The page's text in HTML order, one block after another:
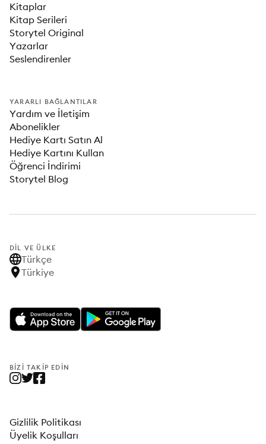
Kitaplar
Kitap Serileri
Storytel Original
Yazarlar
Seslendirenler
YARARLI BAĞLANTILAR
Yardım ve İletişim
Abonelikler
Hediye Kartı Satın Al
Hediye Kartını Kullan
Öğrenci İndirimi
Storytel Blog
DIL VE ÜLKE
Türkçe
Türkiye
BIZI TAKIP EDIN
Gizlilik Politikası
Üyelik Koşulları